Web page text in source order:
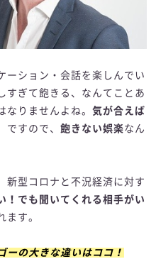
ーション・会話を楽しんでい
すぎて飽きる、なんてことあ
なりませんよね。気が合えば
ですので、飽きない娯楽なん
新型コロナと不況経済に対す
！でも聞いてくれる相手がい
ます。
ーの大きな違いはココ！